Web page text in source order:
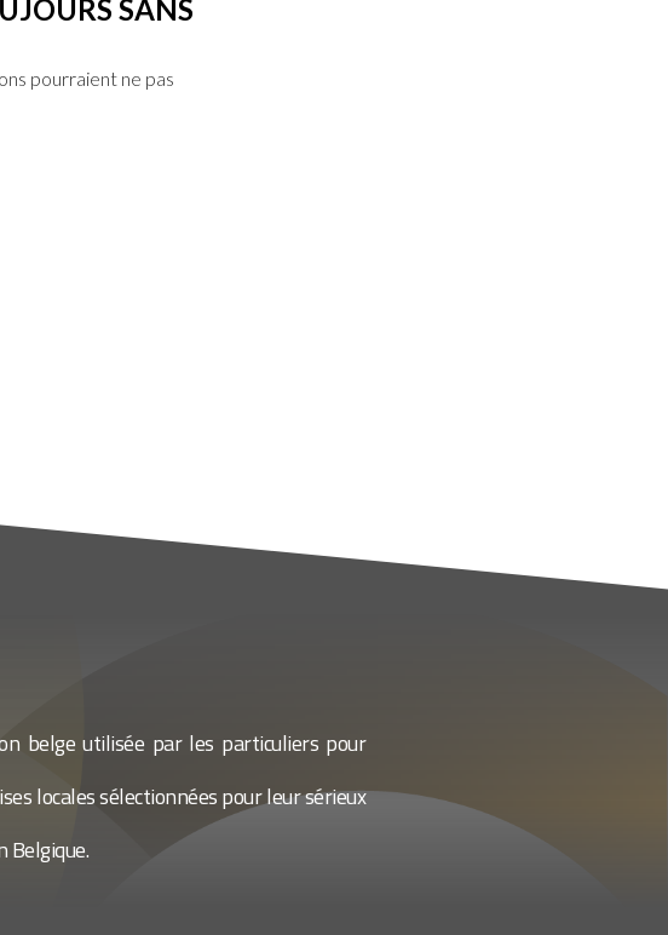
SANS
pourraient ne pas
belge utilisée par les particuliers pour
locales sélectionnées pour leur sérieux
Belgique.